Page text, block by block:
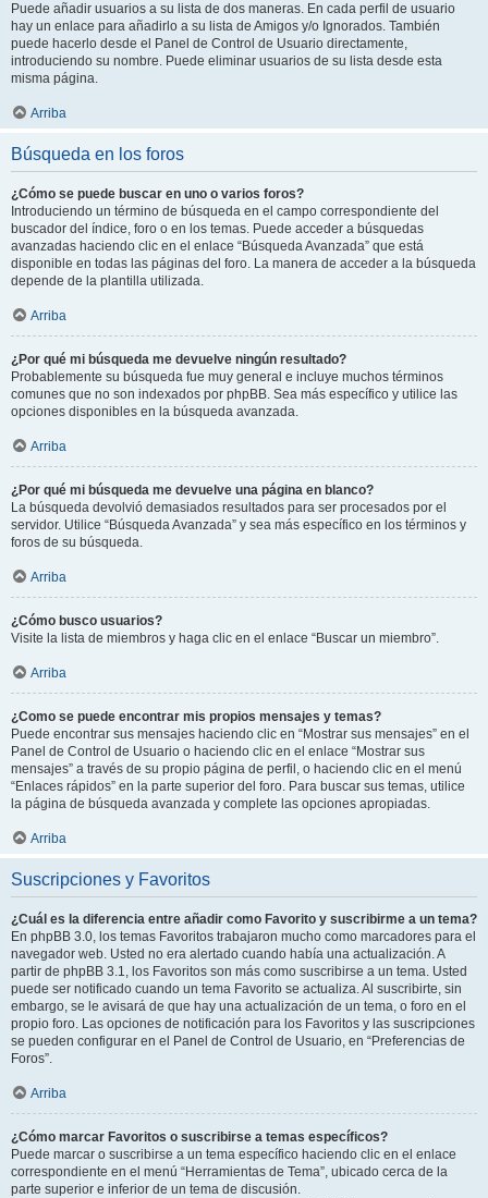
Puede añadir usuarios a su lista de dos maneras. En cada perfil de usuario
hay un enlace para añadirlo a su lista de Amigos y/o Ignorados. También
puede hacerlo desde el Panel de Control de Usuario directamente,
introduciendo su nombre. Puede eliminar usuarios de su lista desde esta
misma página.
Arriba
Búsqueda en los foros
¿Cómo se puede buscar en uno o varios foros?
Introduciendo un término de búsqueda en el campo correspondiente del
buscador del índice, foro o en los temas. Puede acceder a búsquedas
avanzadas haciendo clic en el enlace “Búsqueda Avanzada” que está
disponible en todas las páginas del foro. La manera de acceder a la búsqueda
depende de la plantilla utilizada.
Arriba
¿Por qué mi búsqueda me devuelve ningún resultado?
Probablemente su búsqueda fue muy general e incluye muchos términos
comunes que no son indexados por phpBB. Sea más específico y utilice las
opciones disponibles en la búsqueda avanzada.
Arriba
¿Por qué mi búsqueda me devuelve una página en blanco?
La búsqueda devolvió demasiados resultados para ser procesados por el
servidor. Utilice “Búsqueda Avanzada” y sea más específico en los términos y
foros de su búsqueda.
Arriba
¿Cómo busco usuarios?
Visite la lista de miembros y haga clic en el enlace “Buscar un miembro”.
Arriba
¿Como se puede encontrar mis propios mensajes y temas?
Puede encontrar sus mensajes haciendo clic en “Mostrar sus mensajes” en el
Panel de Control de Usuario o haciendo clic en el enlace “Mostrar sus
mensajes” a través de su propio página de perfil, o haciendo clic en el menú
“Enlaces rápidos” en la parte superior del foro. Para buscar sus temas, utilice
la página de búsqueda avanzada y complete las opciones apropiadas.
Arriba
Suscripciones y Favoritos
¿Cuál es la diferencia entre añadir como Favorito y suscribirme a un tema?
En phpBB 3.0, los temas Favoritos trabajaron mucho como marcadores para el
navegador web. Usted no era alertado cuando había una actualización. A
partir de phpBB 3.1, los Favoritos son más como suscribirse a un tema. Usted
puede ser notificado cuando un tema Favorito se actualiza. Al suscribirte, sin
embargo, se le avisará de que hay una actualización de un tema, o foro en el
propio foro. Las opciones de notificación para los Favoritos y las suscripciones
se pueden configurar en el Panel de Control de Usuario, en “Preferencias de
Foros”.
Arriba
¿Cómo marcar Favoritos o suscribirse a temas específicos?
Puede marcar o suscribirse a un tema específico haciendo clic en el enlace
correspondiente en el menú “Herramientas de Tema”, ubicado cerca de la
parte superior e inferior de un tema de discusión.